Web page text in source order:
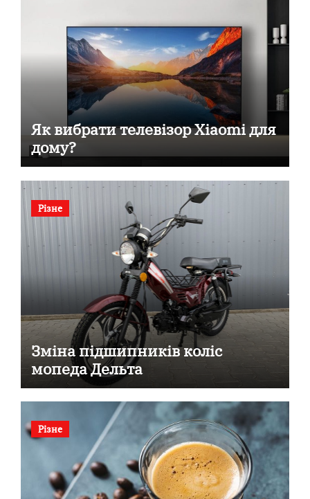
Як вибрати телевізор Xiaomi для
дому?
Різне
Зміна підшипників коліс
мопеда Дельта
Різне